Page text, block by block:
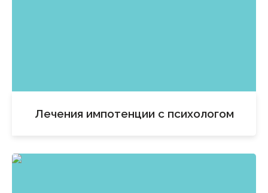
Лечения импотенции с психологом